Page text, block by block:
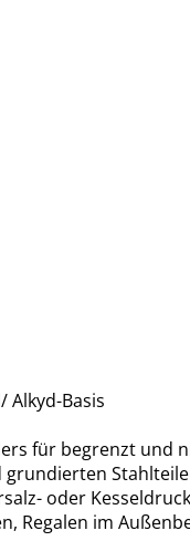
Alkyd-Basis
für begrenzt und
oder
Regalen im